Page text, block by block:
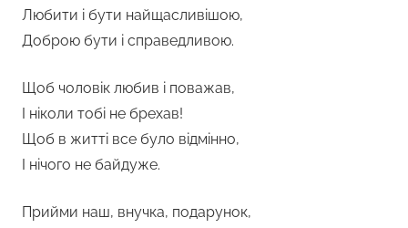
Любити і бути найщасливішою,
Доброю бути і справедливою.
Щоб чоловік любив і поважав,
І ніколи тобі не брехав!
Щоб в житті все було відмінно,
І нічого не байдуже.
Прийми наш, внучка, подарунок,